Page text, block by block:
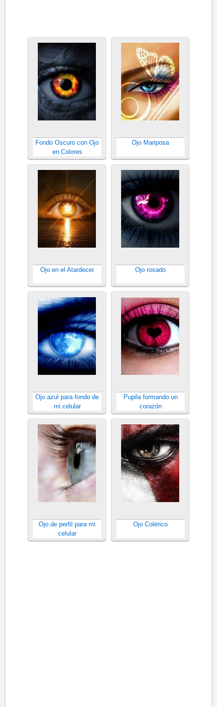
Fondo Oscuro con Ojo
en Colores
Ojo Mariposa
Ojo en el Atardecer Ojo rosado
Ojo azul para fondo de
mi celular
Pupila formando un
corazón
Ojo de perfil para mi
celular
Ojo Colérico